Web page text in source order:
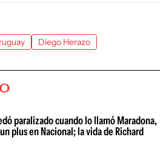
Diego Herazo
paralizado cuando lo llamó Maradona,
plus en Nacional; la vida de Richard